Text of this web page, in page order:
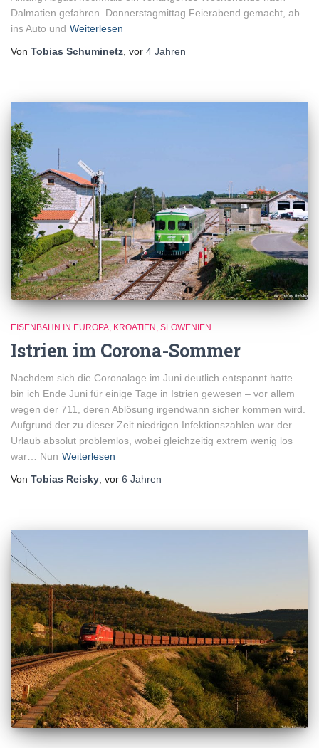
Dalmatien gefahren. Donnerstagmittag Feierabend gemacht, ab
ins Auto und Weiterlesen
Von Tobias Schuminetz , vor 4 Jahren
EISENBAHN IN EUROPA KROATIEN SLOWENIEN
Istrien im Corona-Sommer
Nachdem sich die Coronalage im Juni deutlich entspannt hatte
bin ich Ende Juni für einige Tage in Istrien gewesen – vor allem
wegen der 711, deren Ablösung irgendwann sicher kommen wird.
Aufgrund der zu dieser Zeit niedrigen Infektionszahlen war der
Urlaub absolut problemlos, wobei gleichzeitig extrem wenig los
war… Nun Weiterlesen
Von Tobias Reisky, vor 6 Jahren